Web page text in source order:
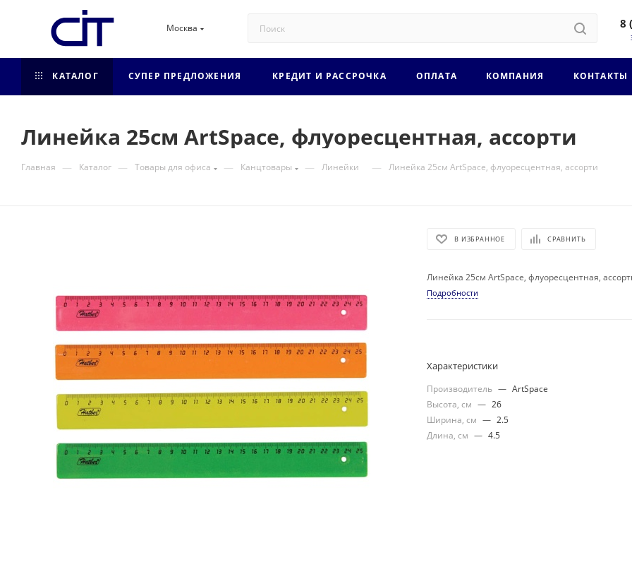
Москва 8
КАТАЛОГ СУПЕР ПРЕДЛОЖЕНИЯ КРЕДИТ И РАССРОЧКА ОПЛАТА КОМПАНИЯ КОНТАКТЫ
Линейка 25см ArtSpace, флуоресцентная, ассорти
Главная — Каталог — Товары для офиса — Канцтовары — Линейки — Линейка 25см ArtSpace, флуоресцентная, ассорти
В ИЗБРАННОЕ СРАВНИТЬ
Линейка 25см ArtSpace, флуоресцентная,
Подробности
Характеристики
Производитель — ArtSpace
Высота, см — 26
Ширина, см — 2.5
Длина, см — 4.5